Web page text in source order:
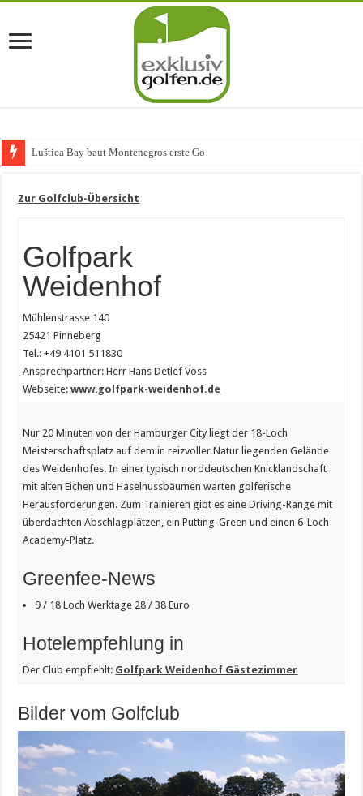
Luštica Bay baut Montenegros erste Golf-Community
Zur Golfclub-Übersicht
Golfpark
Weidenhof
Mühlenstrasse 140
25421 Pinneberg
Tel.: +49 4101 511830
Ansprechpartner: Herr Hans Detlef Voss
Webseite:www.golfpark-weidenhof.de
Nur 20 Minuten von der Hamburger City liegt der 18-Loch
Meisterschaftsplatz auf dem in reizvoller Natur liegenden Gelände
des Weidenhofes. In einer typisch norddeutschen Knicklandschaft
mit alten Eichen und Haselnussbäumen warten golferische
Herausforderungen. Zum Trainieren gibt es eine Driving-Range mit
überdachten Abschlagplätzen, ein Putting-Green und einen 6-Loch
Academy-Platz.
Greenfee-News
9 / 18 Loch Werktage 28 / 38 Euro
Hotelempfehlung in
Der Club empfiehlt: Golfpark Weidenhof Gästezimmer
Bilder vom Golfclub